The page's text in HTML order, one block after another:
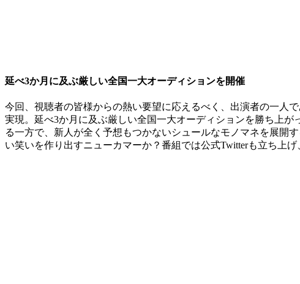
延べ3か月に及ぶ厳しい全国一大オーディションを開催
今回、視聴者の皆様からの熱い要望に応えるべく、出演者の一人
実現。延べ3か月に及ぶ厳しい全国一大オーディションを勝ち上
る一方で、新人が全く予想もつかないシュールなモノマネを展開
い笑いを作り出すニューカマーか？番組では公式Twitterも立ち上